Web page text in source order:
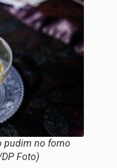
pudim no forno
Foto)